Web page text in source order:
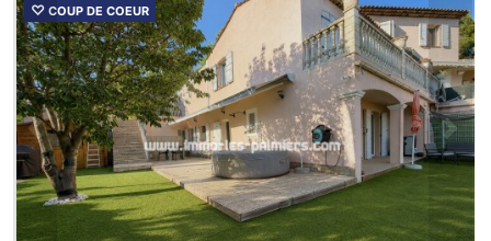
♡ COUP DE COEUR
Bien immobilier précédent Bien